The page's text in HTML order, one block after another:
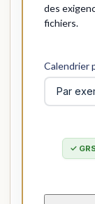
des
fichiers.
Calendrier
✓